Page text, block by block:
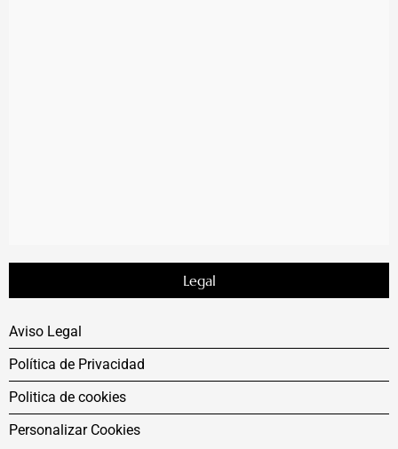
Legal
Aviso Legal
Política de Privacidad
Politica de cookies
Personalizar Cookies